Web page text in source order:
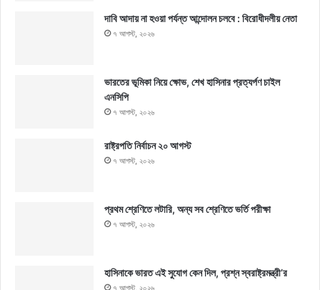
দাবি আদায় না হওয়া পর্যন্ত আন্দোলন চলবে : বিরোধীদলীয় নেতা
৭ আগস্ট, ২০২৬
ভারতের ভূমিকা নিয়ে ক্ষোভ, শেখ হাসিনার প্রত্যর্পণ চাইল
এনসিপি
৭ আগস্ট, ২০২৬
রাষ্ট্রপতি নির্বাচন ২০ আগস্ট
৭ আগস্ট, ২০২৬
প্রথম শ্রেণিতে লটারি, অন্য সব শ্রেণিতে ভর্তি পরীক্ষা
৭ আগস্ট, ২০২৬
হাসিনাকে ভারত এই সুযোগ কেন দিল, প্রশ্ন স্বরাষ্ট্রমন্ত্রী’র